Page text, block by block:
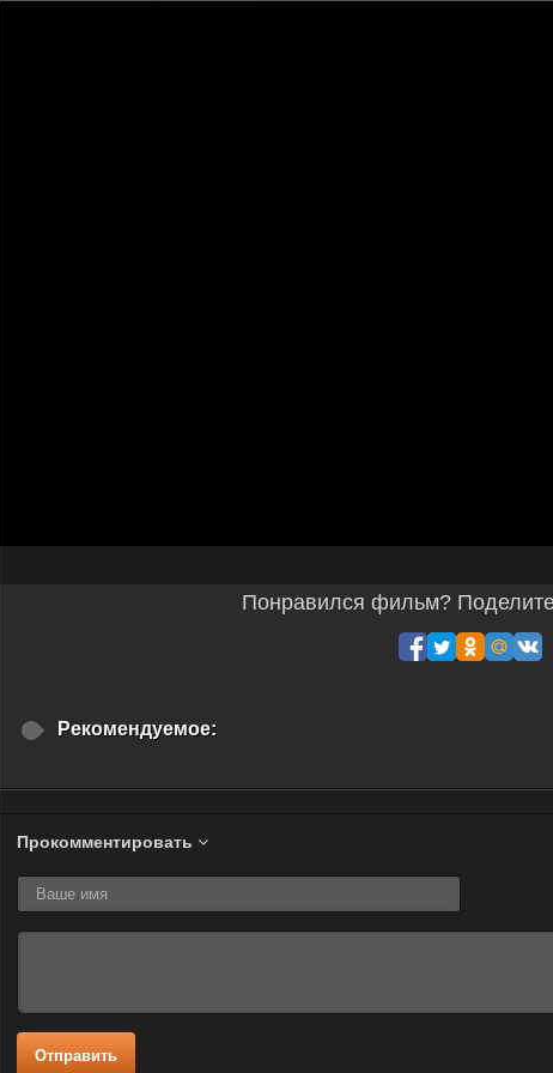
Понравился фильм?
Рекомендуемое:
Прокомментировать
Отправить